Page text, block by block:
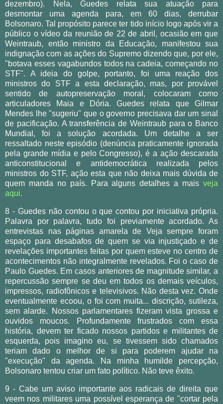
dezembro). Nela, Guedes relata sua atuação para
desmontar uma agenda para, em 60 dias, derrubar
Bolsonaro. Tal propósito parece ter tido início logo após vir a
público o vídeo da reunião de 22 de abril, ocasião em que
Weintraub, então ministro da Educação, manifestou sua
indignação com as ações do Supremo dizendo que, por ele,
"botava esses vagabundos todos na cadeia, começando no
STF". A ideia do golpe, portanto, foi uma reação dos
ministros do STF a esta declaração, mas, por provável
sentido de autopreservação moral, colocaram como
articuladores Maia e Dória. Guedes relata que Gilmar
Mendes lhe "sugeriu" que o governo precisava dar um sinal
de pacificação. A transferência de Weintraub para o Banco
Mundial, foi a solução acordada. Um detalhe a ser
ressaltado neste episódio (denúncia praticamente ignorada
pela grande mídia e pelo Congresso), é a ação descarada
anticonstitucional e antidemocrática realizada pelos
ministros do STF, ação esta que não deixa mais dúvida de
quem manda no país. Para alguns detalhes a mais veja
aqui.
8 - Guedes não contou o que contou por iniciativa própria.
Palavra por palavra, tudo foi previamente acordado. As
entrevistas nas páginas amarela de Veja sempre foram
espaço para desabafos de quem se via injustiçado e de
revelações importantes feitas por quem esteve no centro de
acontecimentos não integralmente revelados. Foi o caso de
Paulo Guedes. Em casos anteriores de magnitude similar, a
repercussão sempre se deu em todos os demais veículos,
impressos, radiofônicos e televisivos. Não desta vez. Onde
eventualmente ecoou, o foi com muita... discrição, sutileza,
sem alarde. Nossos parlamentares fizeram vista grossa e
ouvidos moucos. Profundamente frustrados com essa
história, devem ter ficado nossos partidos e militantes de
esquerda, pois imagino eu, se tivessem sido chamados
teriam dado o melhor de si para poderem ajudar na
"execução" da agenda. Na minha humilde percepção,
Bolsonaro tentou criar um fato político. Não teve êxito.
9 - Cabe um aviso importante aos radicais de direita que
veem nos militares uma possível esperança de "cortar pela